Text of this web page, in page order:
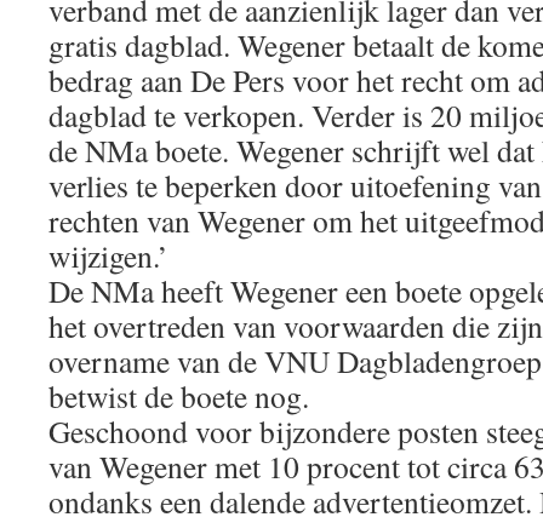
verband met de aanzienlijk lager dan
gratis dagblad. Wegener betaalt de
bedrag aan De Pers voor het recht om
dagblad te verkopen. Verder is 20
de NMa boete. Wegener schrijft wel
verlies te beperken door uitoefening
rechten van Wegener om het
wijzigen.’
De NMa heeft Wegener een boete
het overtreden van voorwaarden die
overname van de VNU
betwist de boete nog.
Geschoond voor bijzondere posten
van Wegener met 10 procent tot circa
ondanks een dalende